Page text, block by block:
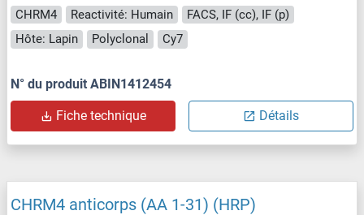
CHRM4 Reactivité: Humain
FACS, IF (cc), IF (p)
Hôte: Lapin
Polyclonal Cy7
N° du produit ABIN1412454
Fiche technique Détails
CHRM4 anticorps (AA 1-31) (HRP)